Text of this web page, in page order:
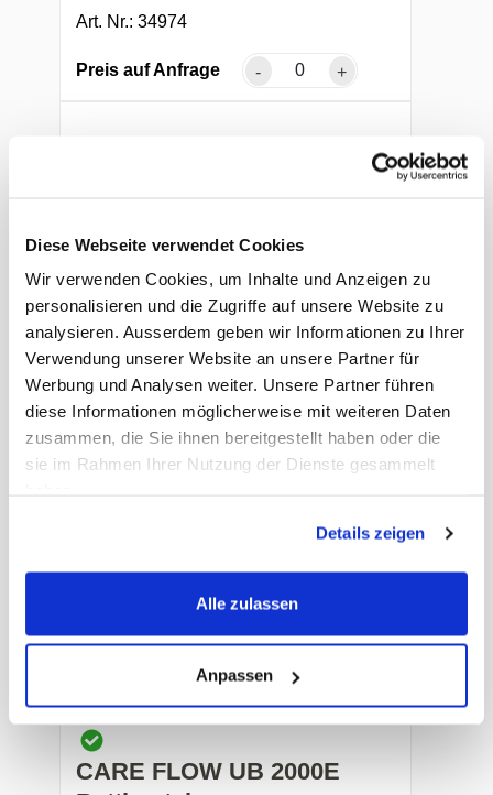
Diese Webseite verwendet Cookies
Wir verwenden Cookies, um Inhalte und Anzeigen zu
personalisieren und die Zugriffe auf unsere Website zu
analysieren. Ausserdem geben wir Informationen zu Ihrer
Verwendung unserer Website an unsere Partner für
Werbung und Analysen weiter. Unsere Partner führen
diese Informationen möglicherweise mit weiteren Daten
zusammen, die Sie ihnen bereitgestellt haben oder die
sie im Rahmen Ihrer Nutzung der Dienste gesammelt
Details zeigen
Alle zulassen
Anpassen
Art. Nr.: 34974
Preis auf Anfrage - +
SERVO Urin-Klebebeutel
Kinder steril, transparent ohne Ablauf
Art. Nr.: 33579
CARE FLOW UB 2000E